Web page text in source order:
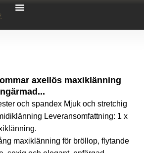
axellös maxiklänning
och spandex Mjuk och stretchig
Leveransomfattning: 1 x
maxiklänning för bröllop, flytande